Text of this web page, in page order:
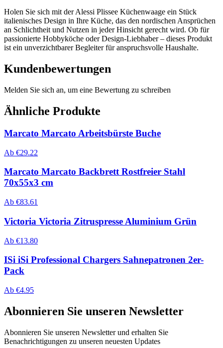
Holen Sie sich mit der Alessi Plissee Küchenwaage ein Stück
italienisches Design in Ihre Küche, das den nordischen Ansprüchen
an Schlichtheit und Nutzen in jeder Hinsicht gerecht wird. Ob für
passionierte Hobbyköche oder Design-Liebhaber – dieses Produkt
ist ein unverzichtbarer Begleiter für anspruchsvolle Haushalte.
Kundenbewertungen
Melden Sie sich an, um eine Bewertung zu schreiben
Ähnliche Produkte
Marcato Marcato Arbeitsbürste Buche
Ab €29.22
Marcato Marcato Backbrett Rostfreier Stahl
70x55x3 cm
Ab €83.61
Victoria Victoria Zitruspresse Aluminium Grün
Ab €13.80
ISi iSi Professional Chargers Sahnepatronen 2er-
Pack
Ab €4.95
Abonnieren Sie unseren Newsletter
Abonnieren Sie unseren Newsletter und erhalten Sie
Benachrichtigungen zu unseren neuesten Updates